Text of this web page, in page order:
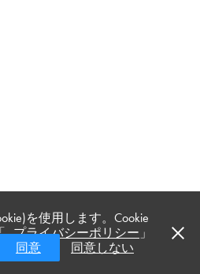
を使用します。Cookie
プライバシーポリシー 」
同意 同意しない